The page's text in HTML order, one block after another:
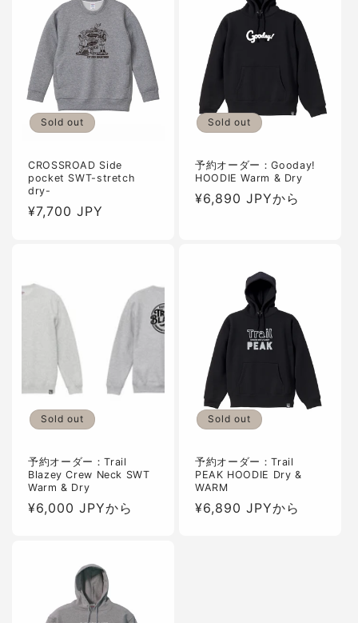
Sold out
CROSSROAD Side
pocket SWT-stretch
dry-
通
¥7,700 JPY
Sold out
予約オーダー：Gooday!
HOODIE Warm & Dry
通
¥6,890 JPYから
Sold out
予約オーダー：Trail
Blazey Crew Neck SWT
Warm & Dry
通
¥6,000 JPYから
Sold out
予約オーダー：Trail
PEAK HOODIE Dry &
WARM
通
¥6,890 JPYから